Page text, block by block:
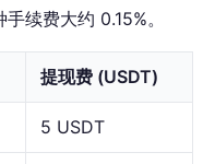
续费大约 0.15%。
提现费 (USDT)
5 USDT